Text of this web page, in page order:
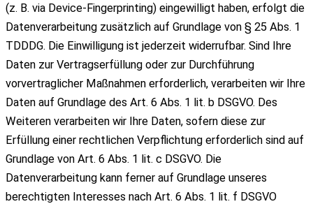
(z. B. via Device-Fingerprinting) eingewilligt haben, erfolgt die
Datenverarbeitung zusätzlich auf Grundlage von § 25 Abs. 1
TDDDG. Die Einwilligung ist jederzeit widerrufbar. Sind Ihre
Daten zur Vertragserfüllung oder zur Durchführung
vorvertraglicher Maßnahmen erforderlich, verarbeiten wir Ihre
Daten auf Grundlage des Art. 6 Abs. 1 lit. b DSGVO. Des
Weiteren verarbeiten wir Ihre Daten, sofern diese zur
Erfüllung einer rechtlichen Verpflichtung erforderlich sind auf
Grundlage von Art. 6 Abs. 1 lit. c DSGVO. Die
Datenverarbeitung kann ferner auf Grundlage unseres
berechtigten Interesses nach Art. 6 Abs. 1 lit. f DSGVO